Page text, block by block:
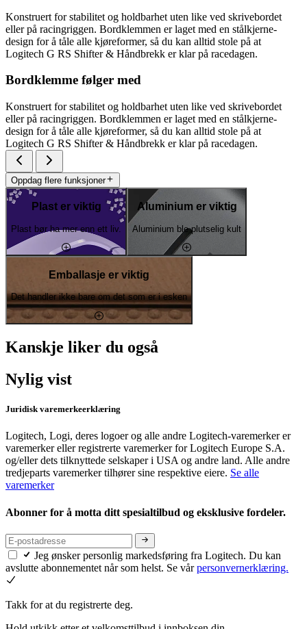
Konstruert for stabilitet og holdbarhet uten like ved skrivebordet
eller på racingriggen. Bordklemmen er laget med en stålkjerne-
design for å tåle alle kjøreformer, så du kan alltid stole på at
Logitech G RS Shifter & Håndbrekk er klar på racedagen.
Bordklemme følger med
Konstruert for stabilitet og holdbarhet uten like ved skrivebordet
eller på racingriggen. Bordklemmen er laget med en stålkjerne-
design for å tåle alle kjøreformer, så du kan alltid stole på at
Logitech G RS Shifter & Håndbrekk er klar på racedagen.
Oppdag flere funksjoner
Plast er viktig
Plast bør ha mer enn ett liv.
Aluminium er viktig
Aluminium ble plutselig kult
Emballasje er viktig
Det handler ikke bare om det som er i esken
Kanskje liker du også
Nylig vist
Juridisk varemerkeerklæring
Logitech, Logi, deres logoer og alle andre Logitech-varemerker er
varemerker eller registrerte varemerker for Logitech Europe S.A.
og/eller dets tilknyttede selskaper i USA og andre land. Alle andre
tredjeparts varemerker tilhører sine respektive eiere. Se alle
varemerker
Abonner for å motta ditt spesialtilbud og eksklusive fordeler.
Jeg ønsker personlig markedsføring fra Logitech. Du kan
avslutte abonnementet når som helst. Se vårpersonvernerklæring.
Takk for at du registrerte deg.